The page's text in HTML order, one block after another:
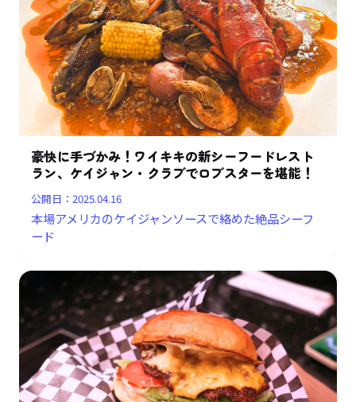
豪快に手づかみ！ワイキキの新シーフードレスト
ラン、ケイジャン・クラブでロブスターを堪能！
公開日：2025.04.16
本場アメリカのケイジャンソースで絡めた絶品シーフ
ード